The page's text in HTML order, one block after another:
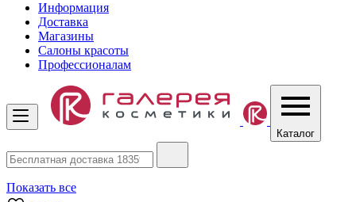
Информация
Доставка
Магазины
Салоны красоты
Профессионалам
Каталог
Показать все